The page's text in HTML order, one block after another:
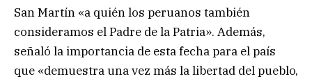
San Martín «a quién los peruanos también
consideramos el Padre de la Patria». Además,
señaló la importancia de esta fecha para el país
que «demuestra una vez más la libertad del pueblo,